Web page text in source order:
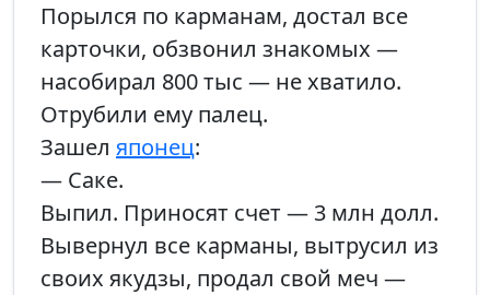
Порылся по карманам, достал все
карточки, обзвонил знакомых —
насобирал 800 тыс — не хватило.
Отрубили ему палец.
Зашел японец:
— Саке.
Выпил. Приносят счет — 3 млн долл.
Вывернул все карманы, вытрусил из
своих якудзы, продал свой меч —